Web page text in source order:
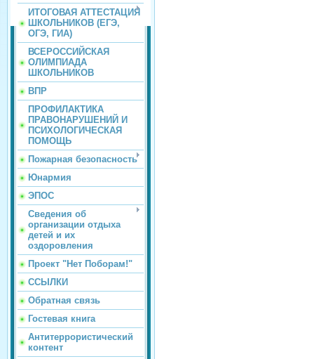
ИТОГОВАЯ АТТЕСТАЦИЯ
ШКОЛЬНИКОВ (ЕГЭ,
ОГЭ, ГИА)
ВСЕРОССИЙСКАЯ
ОЛИМПИАДА
ШКОЛЬНИКОВ
ВПР
ПРОФИЛАКТИКА
ПРАВОНАРУШЕНИЙ И
ПСИХОЛОГИЧЕСКАЯ
ПОМОЩЬ
Пожарная безопасность
Юнармия
ЭПОС
Сведения об
организации отдыха
детей и их
оздоровления
Проект "Нет Поборам!"
ССЫЛКИ
Обратная связь
Гостевая книга
Антитеррористический
контент